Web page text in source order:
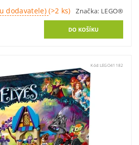
dodavatele)(>2 ks) Značka: LEGO®
Kód: LEGO41182